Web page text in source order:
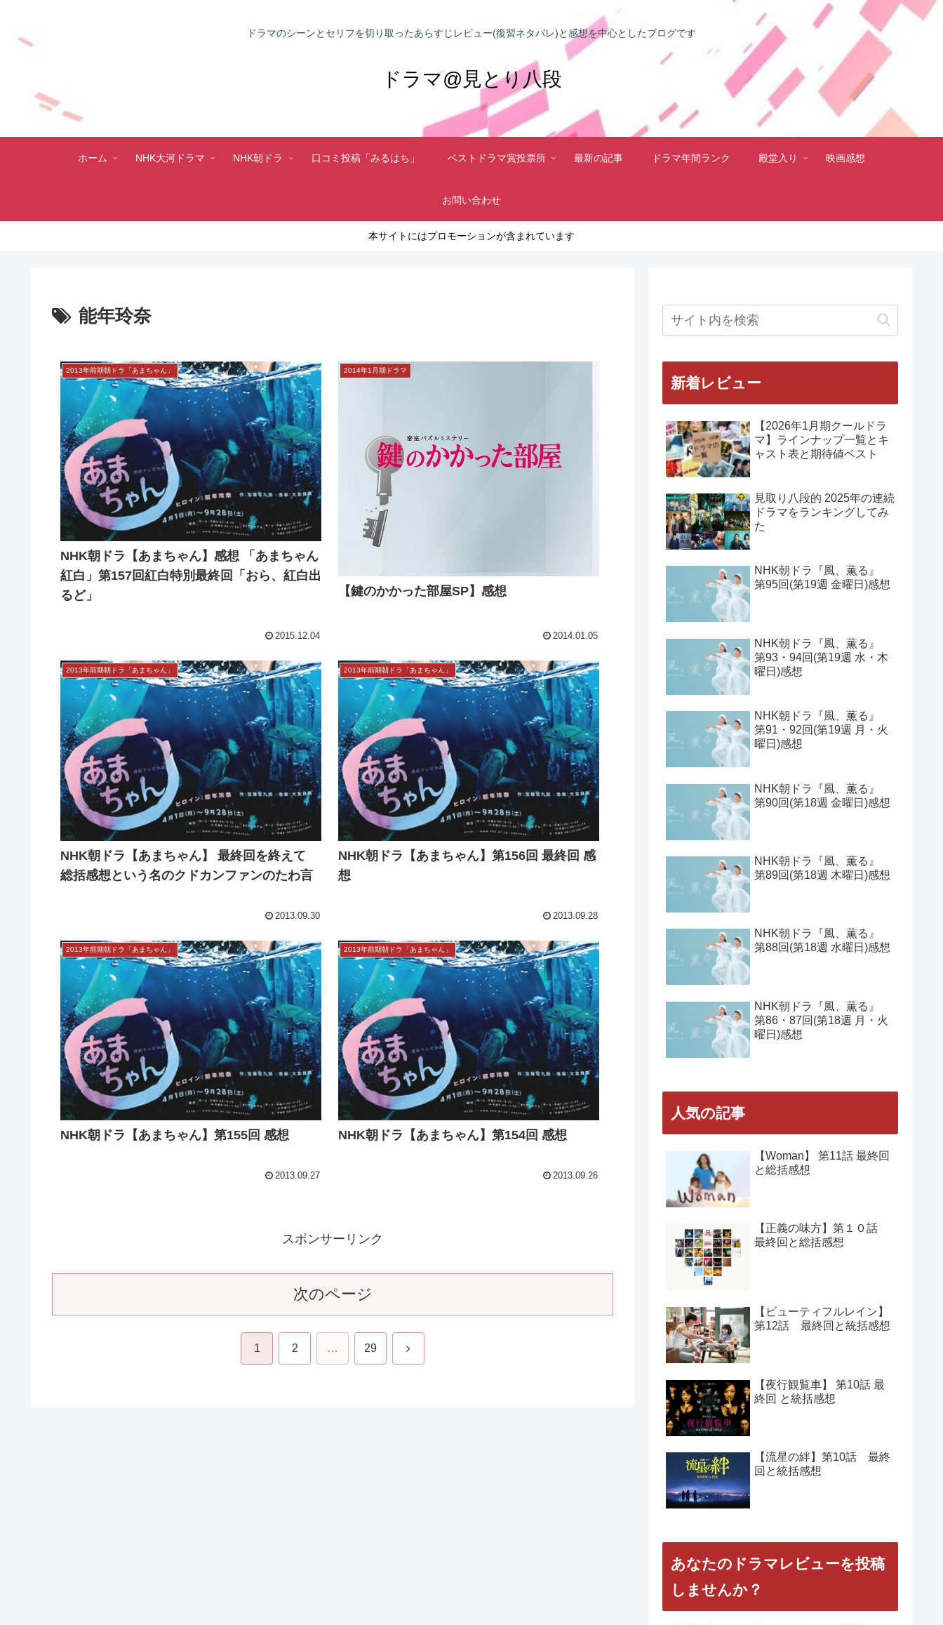
ドラマのシーンとセリフを切り取ったあらすじレビュー(復習ネタバレ)と感想を中心としたブログです
ドラマ@見とり八段
ホーム NHK大河ドラマ NHK朝ドラ 口コミ投稿「みるはち」 ベストドラマ賞投票所 最新の記事 ドラマ年間ランク 殿堂入り 映画感想
お問い合わせ
本サイトにはプロモーションが含まれています
能年玲奈
2013年前期朝ドラ「あまちゃん」
NHK朝ドラ【あまちゃん】感想 「あまちゃん
紅白」第157回紅白特別最終回「おら、紅白出
るど」
2015.12.04
2014年1月期ドラマ
【鍵のかかった部屋SP】感想
2014.01.05
2013年前期朝ドラ「あまちゃん」
NHK朝ドラ【あまちゃん】 最終回を終えて
総括感想という名のクドカンファンのたわ言
2013.09.30
2013年前期朝ドラ「あまちゃん」
NHK朝ドラ【あまちゃん】第156回 最終回 感
想
2013.09.28
2013年前期朝ドラ「あまちゃん」
NHK朝ドラ【あまちゃん】第155回 感想
2013.09.27
2013年前期朝ドラ「あまちゃん」
NHK朝ドラ【あまちゃん】第154回 感想
2013.09.26
スポンサーリンク
次のページ
1 2 … 29 次
新着レビュー
【2026年1月期クールドラ
マ】ラインナップ一覧とキ
ャスト表と期待値ベスト
見取り八段的 2025年の連続
ドラマをランキングしてみ
た
NHK朝ドラ『風、薫る』
第95回(第19週 金曜日)感想
NHK朝ドラ『風、薫る』
第93・94回(第19週 水・木
曜日)感想
NHK朝ドラ『風、薫る』
第91・92回(第19週 月・火
曜日)感想
NHK朝ドラ『風、薫る』
第90回(第18週 金曜日)感想
NHK朝ドラ『風、薫る』
第89回(第18週 木曜日)感想
NHK朝ドラ『風、薫る』
第88回(第18週 水曜日)感想
NHK朝ドラ『風、薫る』
第86・87回(第18週 月・火
曜日)感想
人気の記事
【Woman】 第11話 最終回
と総括感想
【正義の味方】第１０話
最終回と総括感想
【ビューティフルレイン】
第12話 最終回と統括感想
【夜行観覧車】 第10話 最
終回 と統括感想
【流星の絆】第10話 最終
回と統括感想
あなたのドラマレビューを投稿
しませんか？